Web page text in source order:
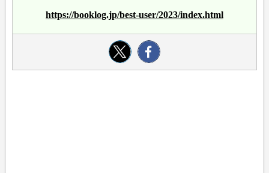
https://booklog.jp/best-user/2023/index.html